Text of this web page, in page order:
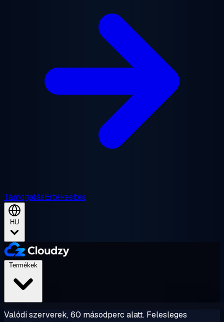
TámogatásÉrtékesítés
HU
Valódi szerverek, 60 másodperc alatt. Felesleges